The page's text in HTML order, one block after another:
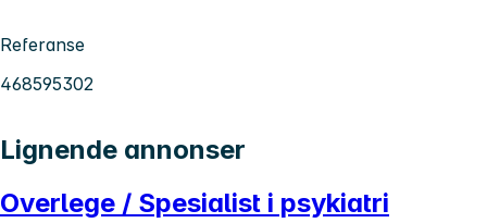
Referanse
468595302
Lignende annonser
Overlege / Spesialist i psykiatri